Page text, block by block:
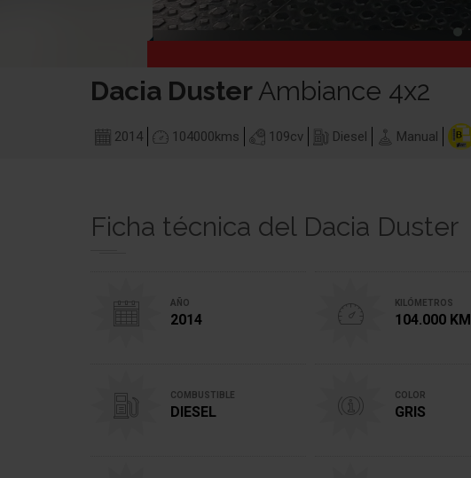
Dacia Duster Ambiance 4x2
2014 104000kms 109cv Diesel Manual
Ficha técnica del Dacia Duster
AÑO
2014
KILÓMETROS
104.000 KM
COMBUSTIBLE
DIESEL
COLOR
GRIS